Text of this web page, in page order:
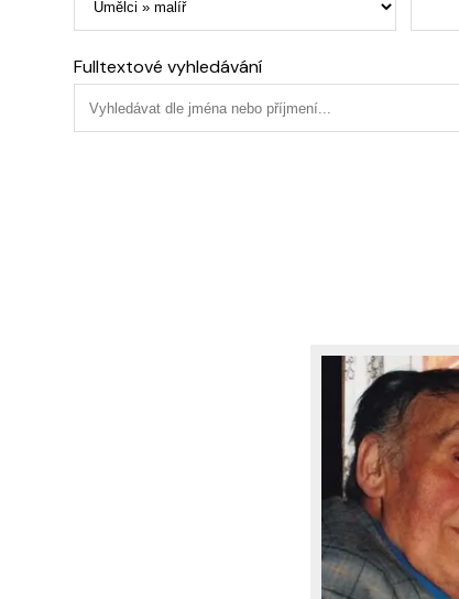
Fulltextové vyhledávání